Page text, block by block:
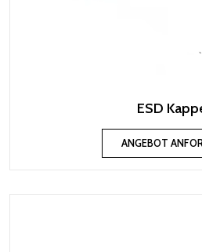
ESD
ANGEBOT